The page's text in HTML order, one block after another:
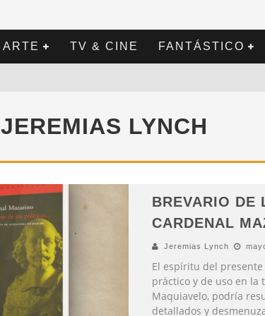
ARTE TV & CINE FANTÁSTICO
JEREMIAS LYNCH
BREVARIO DE
CARDENAL
Jeremias Lynch
El espíritu del
práctico y de uso en la
Maquiavelo, podría
detallados y